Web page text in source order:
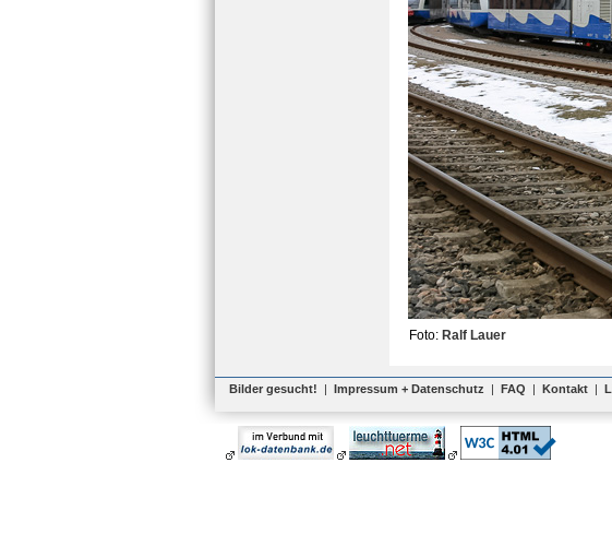
Foto: Ralf Lauer
Bilder gesucht! | Impressum + Datenschutz | FAQ | Kontakt |